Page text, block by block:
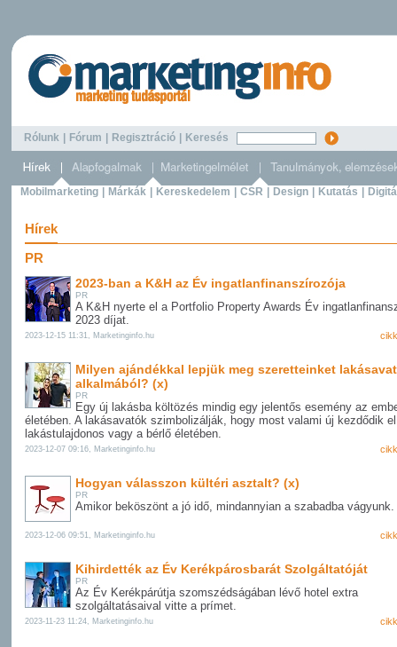
Rólunk Fórum Regisztráció Keresés
Mobilmarketing Márkák Kereskedelem CSR Design Kutatás
Hírek
PR
2023-ban a K&H az Év ingatlanfinanszírozója
PR
A K&H nyerte el a Portfolio Property Awards Év
2023 díjat.
2023-12-15 11:31, Marketinginfo.hu
Milyen ajándékkal lepjük meg szeretteinket
alkalmából? (x)
PR
Egy új lakásba költözés mindig egy jelentős esemény az
életében. A lakásavatók szimbolizálják, hogy most valami új kezdődik
lakástulajdonos vagy a bérlő életében.
2023-12-07 09:16, Marketinginfo.hu
Hogyan válasszon kültéri asztalt? (x)
PR
Amikor beköszönt a jó idő, mindannyian a szabadba vágyunk.
2023-12-06 09:51, Marketinginfo.hu
Kihirdették az Év Kerékpárosbarát Szolgáltatóját
PR
Az Év Kerékpárútja szomszédságában lévő hotel extra
szolgáltatásaival vitte a prímet.
2023-11-23 11:24, Marketinginfo.hu